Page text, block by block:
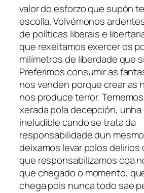
valor do esforzo que supón
escolla. Volvémonos
de políticas liberais e
que rexeitamos exercer os
milímetros de liberdade que
Preferimos consumir as
nos venden porque crear as
nos produce terror.
xerada pola decepción,
ineludible cando se trata da
responsabilidade dun
deixamos levar polos
que responsabilizamos coa
que chegado o momento,
chega pois nunca todo sae